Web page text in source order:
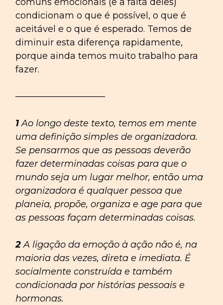
condicionam o que é possível, o que é
aceitável e o que é esperado. Temos de
diminuir esta diferença rapidamente,
porque ainda temos muito trabalho para
fazer.
——————————
1Ao longo deste texto, temos em mente
uma definição simples de organizadora.
Se pensarmos que as pessoas deverão
fazer determinadas coisas para que o
mundo seja um lugar melhor, então uma
organizadora é qualquer pessoa que
planeia, propõe, organiza e age para que
as pessoas façam determinadas coisas.
2A ligação da emoção à ação não é, na
maioria das vezes, direta e imediata. É
socialmente construída e também
condicionada por histórias pessoais e
hormonas.